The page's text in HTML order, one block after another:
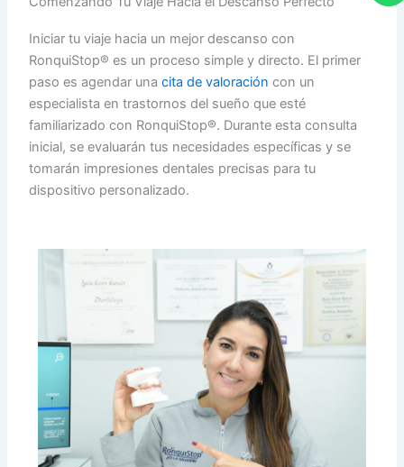
Iniciar tu viaje hacia un mejor descanso con
RonquiStop® es un proceso simple y directo. El primer
paso es agendar una cita de valoración con un
especialista en trastornos del sueño que esté
familiarizado con RonquiStop®. Durante esta consulta
inicial, se evaluarán tus necesidades específicas y se
tomarán impresiones dentales precisas para tu
dispositivo personalizado.